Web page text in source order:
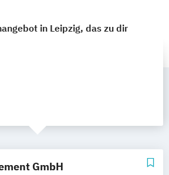
in Leipzig, das zu dir
GmbH